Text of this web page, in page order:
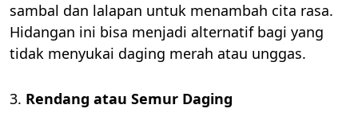
sambal dan lalapan untuk menambah cita rasa.
Hidangan ini bisa menjadi alternatif bagi yang
tidak menyukai daging merah atau unggas.
3. Rendang atau Semur Daging